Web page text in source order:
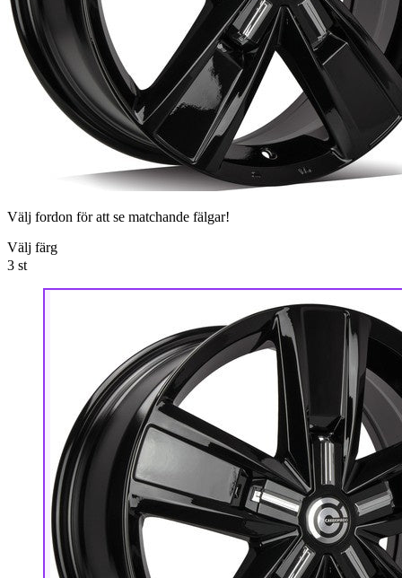
Välj fordon för att se matchande fälgar!
Välj färg
3 st